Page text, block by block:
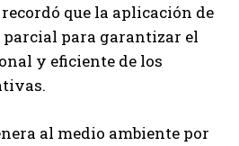
que la aplicación de
parcial para garantizar el
y eficiente de los
al medio ambiente por